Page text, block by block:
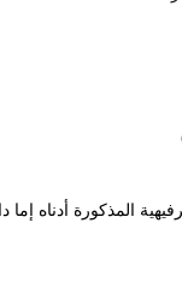
المذكورة أدناه